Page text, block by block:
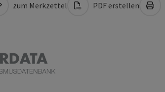
zum Merkzettel PDF erstellen